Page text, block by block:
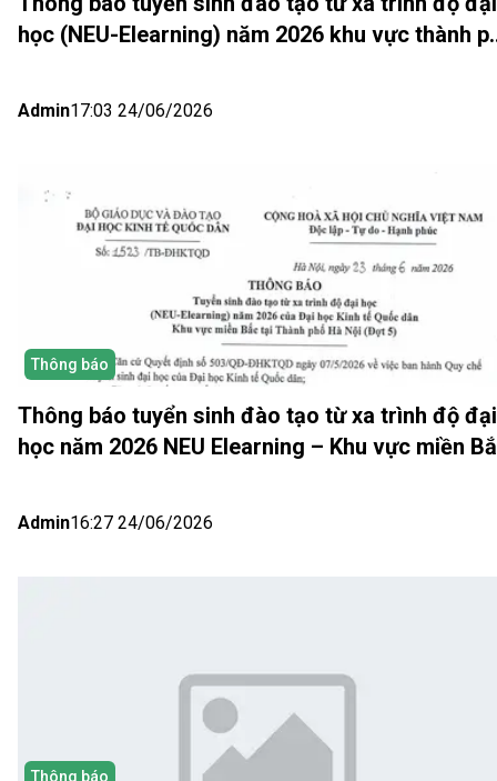
học (NEU-Elearning) năm 2026 khu vực thành
Admin17:03 24/06/2026
Thông báo
Thông báo tuyển sinh đào tạo từ xa trình độ đại
học năm 2026 NEU Elearning – Khu vực miền
Admin16:27 24/06/2026
Thông báo